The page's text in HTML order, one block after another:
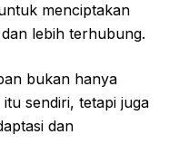
menciptakan
lebih terhubung.
bukan hanya
sendiri, tetapi juga
dan